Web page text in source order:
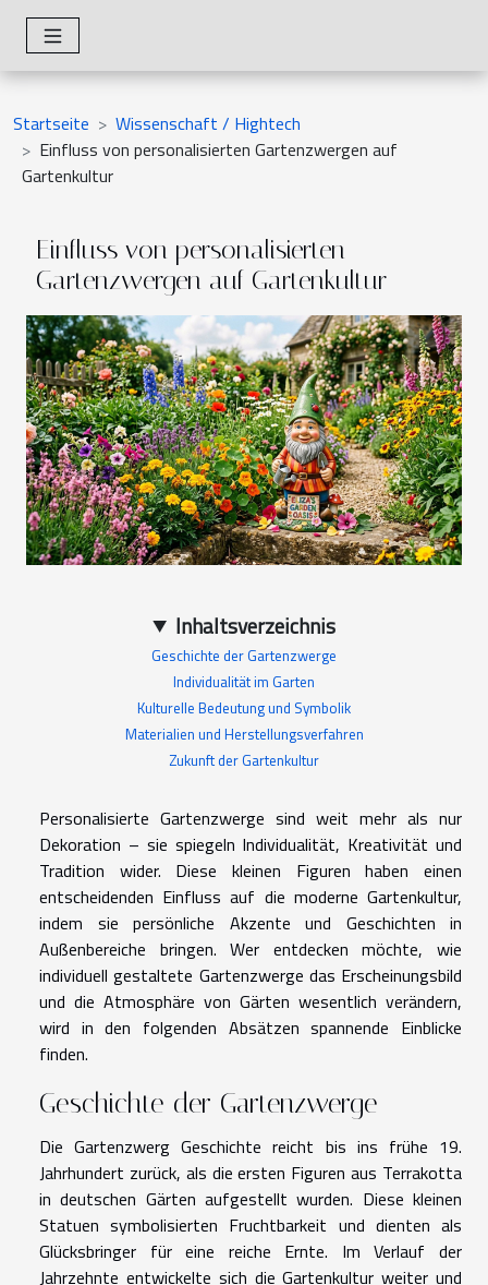
Startseite
Wissenschaft / Hightech
Einfluss von personalisierten Gartenzwergen auf
Gartenkultur
Einfluss von personalisierten
Gartenzwergen auf Gartenkultur
Inhaltsverzeichnis
Geschichte der Gartenzwerge
Individualität im Garten
Kulturelle Bedeutung und Symbolik
Materialien und Herstellungsverfahren
Zukunft der Gartenkultur
Personalisierte Gartenzwerge sind weit mehr als nur
Dekoration – sie spiegeln Individualität, Kreativität und
Tradition wider. Diese kleinen Figuren haben einen
entscheidenden Einfluss auf die moderne Gartenkultur,
indem sie persönliche Akzente und Geschichten in
Außenbereiche bringen. Wer entdecken möchte, wie
individuell gestaltete Gartenzwerge das Erscheinungsbild
und die Atmosphäre von Gärten wesentlich verändern,
wird in den folgenden Absätzen spannende Einblicke
finden.
Geschichte der Gartenzwerge
Die Gartenzwerg Geschichte reicht bis ins frühe 19.
Jahrhundert zurück, als die ersten Figuren aus Terrakotta
in deutschen Gärten aufgestellt wurden. Diese kleinen
Statuen symbolisierten Fruchtbarkeit und dienten als
Glücksbringer für eine reiche Ernte. Im Verlauf der
Jahrzehnte entwickelte sich die Gartenkultur weiter und